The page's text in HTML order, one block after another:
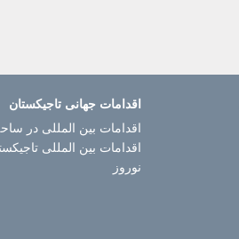
اقدامات جهانی تاجیکستان
اقدامات بین المللی در
اقدامات بین المللی
نوروز